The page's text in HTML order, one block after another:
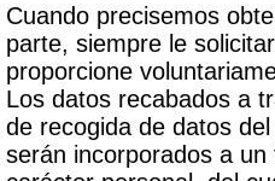
Cuando precisemos
parte, siempre le
proporcione
Los datos recabados a
de recogida de datos
serán incorporados a